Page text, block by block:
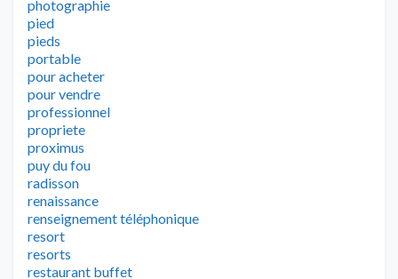
photographie
pied
pieds
portable
pour acheter
pour vendre
professionnel
propriete
proximus
puy du fou
radisson
renaissance
renseignement téléphonique
resort
resorts
restaurant buffet